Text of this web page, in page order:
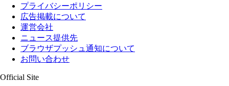
プライバシーポリシー
広告掲載について
運営会社
ニュース提供先
ブラウザプッシュ通知について
お問い合わせ
Official Site